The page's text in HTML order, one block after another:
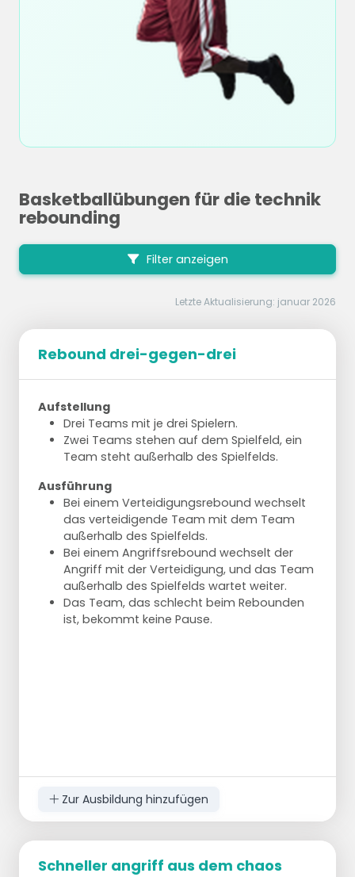
Basketballübungen für die technik
rebounding
Filter anzeigen
Letzte Aktualisierung: januar 2026
Rebound drei-gegen-drei
Aufstellung
Drei Teams mit je drei Spielern.
Zwei Teams stehen auf dem Spielfeld, ein
Team steht außerhalb des Spielfelds.
Ausführung
Bei einem Verteidigungsrebound wechselt
das verteidigende Team mit dem Team
außerhalb des Spielfelds.
Bei einem Angriffsrebound wechselt der
Angriff mit der Verteidigung, und das Team
außerhalb des Spielfelds wartet weiter.
Das Team, das schlecht beim Rebounden
ist, bekommt keine Pause.
Zur Ausbildung hinzufügen
Schneller angriff aus dem chaos